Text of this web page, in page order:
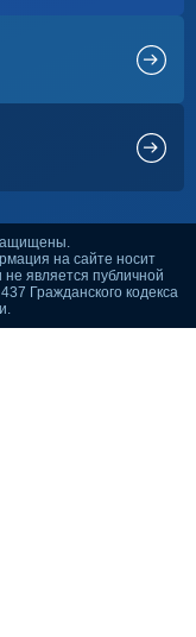
на сайте носит
является публичной
Гражданского кодекса